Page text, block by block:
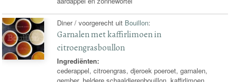
Diner / voorgerecht uit Bouillon:
Garnalen met kaffirlimoen in
citroengrasboullon
Ingrediënten:
cederappel, citroengras, djeroek poeroet, garnalen,